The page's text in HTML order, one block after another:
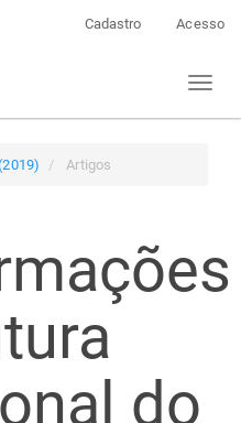
Cadastro Acesso
Toggle
Artigos
do